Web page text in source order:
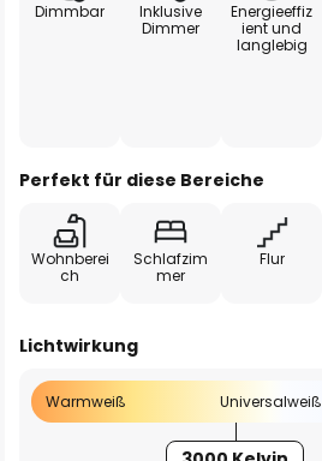
Dimmbar
Inklusive
Dimmer
Energieeffiz
ient und
langlebig
Perfekt für diese Bereiche
Wohnberei
ch
Schlafzim
mer
Flur
Lichtwirkung
Warmweiß Universalweiß